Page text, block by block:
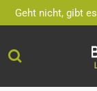
Zum
Hauptinhalt
Geht nicht, gibt